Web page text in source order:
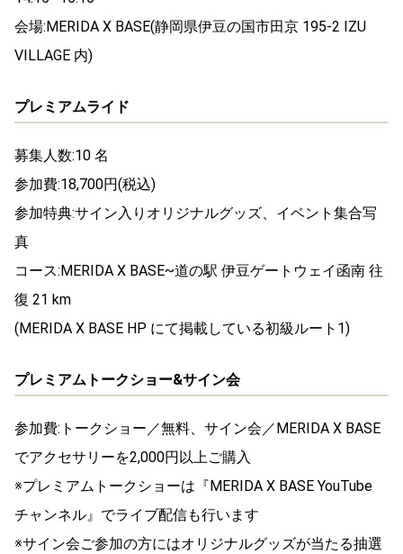
会場:MERIDA X BASE(静岡県伊豆の国市田京 195-2 IZU
VILLAGE 内)
プレミアムライド
募集人数:10 名
参加費:18,700円(税込)
参加特典:サイン入りオリジナルグッズ、イベント集合写
真
コース:MERIDA X BASE~道の駅 伊豆ゲートウェイ函南 往
復 21 km
(MERIDA X BASE HP にて掲載している初級ルート1)
プレミアムトークショー&サイン会
参加費:トークショー／無料、サイン会／MERIDA X BASE
でアクセサリーを2,000円以上ご購入
※プレミアムトークショーは『MERIDA X BASE YouTube
チャンネル』でライブ配信も行います
※サイン会ご参加の方にはオリジナルグッズが当たる抽選